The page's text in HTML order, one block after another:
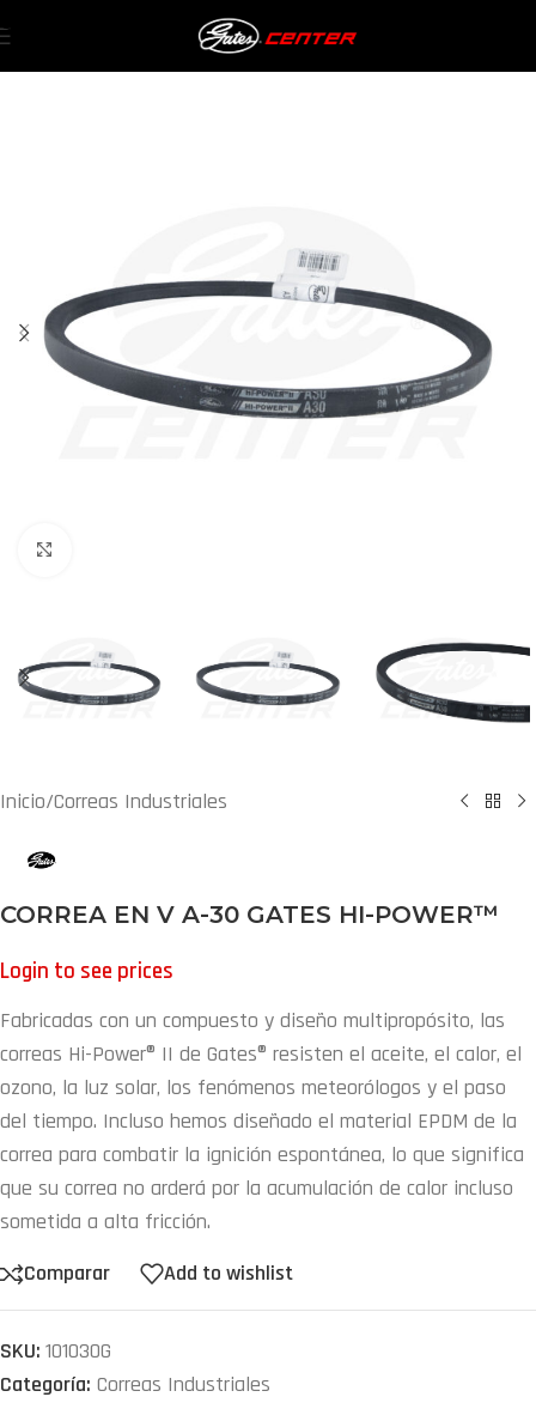
Skip to navigation
Inicio/Correas Industriales
CORREA EN V A-30 GATES HI-POWER™
Login to see prices
Fabricadas con un compuesto y diseño multipropósito, las
correas Hi-Power® II de Gates® resisten el aceite, el calor, el
ozono, la luz solar, los fenómenos meteorólogos y el paso
del tiempo. Incluso hemos diseñado el material EPDM de la
correa para combatir la ignición espontánea, lo que significa
que su correa no arderá por la acumulación de calor incluso
sometida a alta fricción.
Comparar
Add to wishlist
SKU: 101030G
Categoría: Correas Industriales